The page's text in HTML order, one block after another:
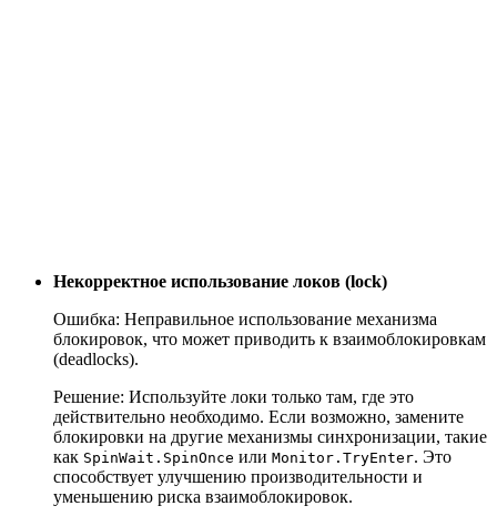
Некорректное использование локов (lock)
Ошибка: Неправильное использование механизма
блокировок, что может приводить к взаимоблокировкам
(deadlocks).
Решение: Используйте локи только там, где это
действительно необходимо. Если возможно, замените
блокировки на другие механизмы синхронизации, такие
как SpinWait.SpinOnce или Monitor.TryEnter. Это
способствует улучшению производительности и
уменьшению риска взаимоблокировок.